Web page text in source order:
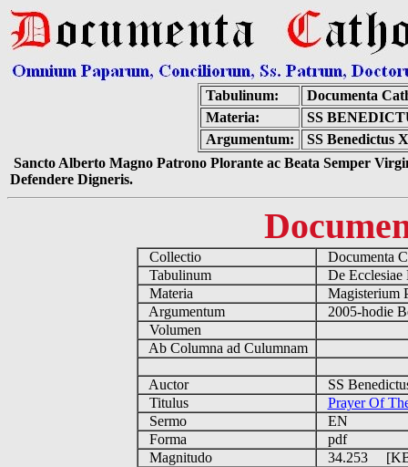
Tabulinum:
Documenta
Materia:
SS
Argumentum:
SS Benedictus
Sancto Alberto Magno Patrono Plorante ac Beata Semper
Defendere Digneris.
Collectio
Documenta
Tabulinum
De
Materia
Magisterium
Argumentum
2005-hodie
Volumen
Ab Columna ad Culumnam
Auctor
SS
Titulus
Prayer Of
Sermo
EN
Forma
pdf
Magnitudo
34.253